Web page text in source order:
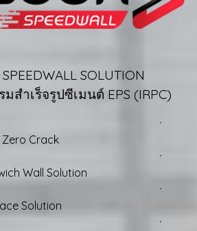
SOLUTION
สำเร็จรูปซีเมนต์ EPS (IRPC)
Zero Crack
Wall Solution
Solution